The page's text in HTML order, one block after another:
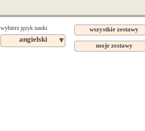
wybierz język nauki
angielski ▼
wszystkie zestawy
moje zestawy